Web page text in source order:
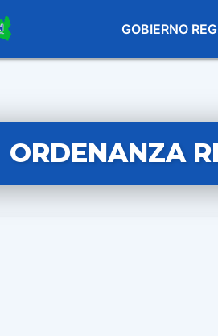
GOBIERNO
ORDENANZA